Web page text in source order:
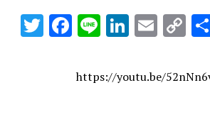
Twitter
Facebook
Line
https://youtu.be/